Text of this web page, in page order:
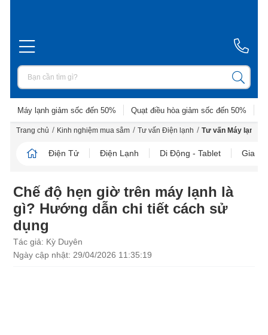
Máy lạnh giảm sốc đến 50% Quạt điều hòa giảm sốc đến 50%
Trang chủ / Kinh nghiệm mua sắm / Tư vấn Điện lạnh / Tư vấn Máy lạnh
Điện Tử Điện Lạnh Di Động - Tablet Gia
Chế độ hẹn giờ trên máy lạnh là
gì? Hướng dẫn chi tiết cách sử
dụng
Tác giả: Kỳ Duyên
Ngày cập nhật: 29/04/2026 11:35:19